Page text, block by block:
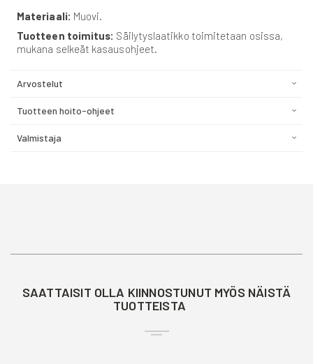
Materiaali: Muovi.
Tuotteen toimitus: Säilytyslaatikko toimitetaan osissa,
mukana selkeät kasausohjeet.
Arvostelut
Tuotteen hoito-ohjeet
Valmistaja
SAATTAISIT OLLA KIINNOSTUNUT MYÖS NÄISTÄ
TUOTTEISTA